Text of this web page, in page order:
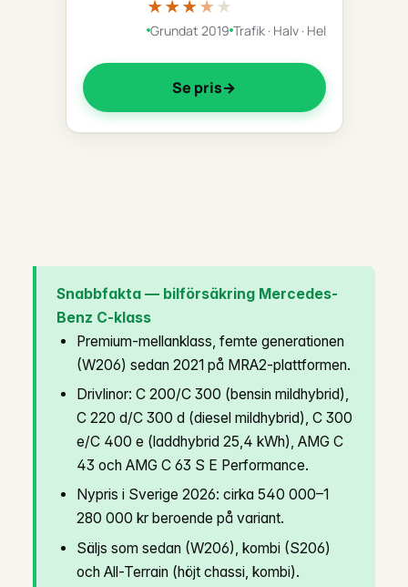
★★★★★
Grundat 2019 Trafik · Halv · Hel
Se pris
Snabbfakta — bilförsäkring Mercedes-
Benz C-klass
Premium-mellanklass, femte generationen
(W206) sedan 2021 på MRA2-plattformen.
Drivlinor: C 200/C 300 (bensin mildhybrid),
C 220 d/C 300 d (diesel mildhybrid), C 300
e/C 400 e (laddhybrid 25,4 kWh), AMG C
43 och AMG C 63 S E Performance.
Nypris i Sverige 2026: cirka 540 000–1
280 000 kr beroende på variant.
Säljs som sedan (W206), kombi (S206)
och All-Terrain (höjt chassi, kombi).